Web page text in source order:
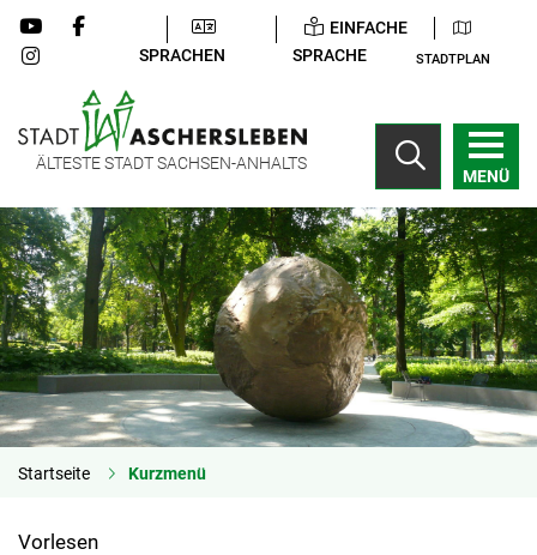
SPRACHEN
EINFACHE
SPRACHE
STADTPLAN
ÄLTESTE STADT SACHSEN-ANHALTS
MENÜ
Startseite Kurzmenü
Vorlesen